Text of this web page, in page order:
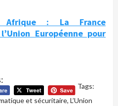
Afrique : La France
Européenne pour
Tags:
et sécuritaire, L’Union